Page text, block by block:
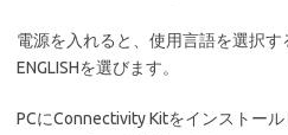
電源を入れると、使用言語を選択
ENGLISHを選びます。
PCにConnectivity Kitをインストー